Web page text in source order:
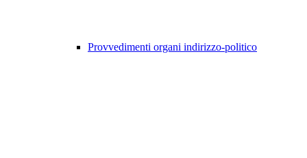
Provvedimenti organi indirizzo-politico